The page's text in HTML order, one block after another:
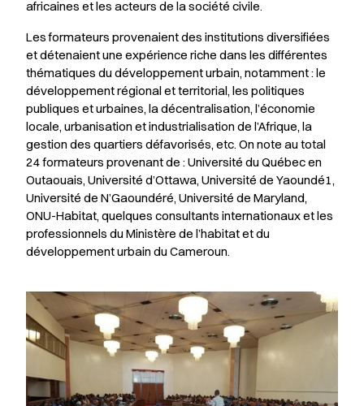
africaines et les acteurs de la société civile.
Les formateurs provenaient des institutions diversifiées
et détenaient une expérience riche dans les différentes
thématiques du développement urbain, notamment : le
développement régional et territorial, les politiques
publiques et urbaines, la décentralisation, l’économie
locale, urbanisation et industrialisation de l’Afrique, la
gestion des quartiers défavorisés, etc. On note au total
24 formateurs provenant de : Université du Québec en
Outaouais, Université d’Ottawa, Université de Yaoundé1,
Université de N’Gaoundéré, Université de Maryland,
ONU-Habitat, quelques consultants internationaux et les
professionnels du Ministère de l’habitat et du
développement urbain du Cameroun.